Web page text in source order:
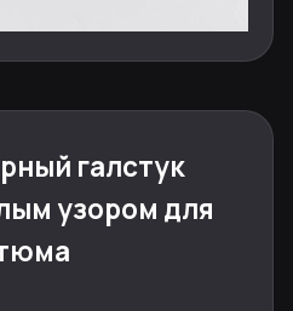
галстук
узором для